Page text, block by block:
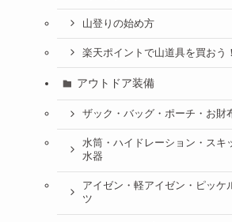
山登りの始め方
楽天ポイントで山道具を買おう！
アウトドア装備
ザック・バッグ・ポーチ・お財
水筒・ハイドレーション・スキ
水器
アイゼン・軽アイゼン・ピッケ
ツ